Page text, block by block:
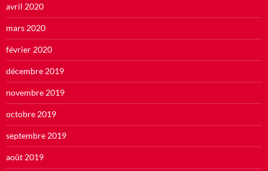
avril 2020
mars 2020
février 2020
décembre 2019
novembre 2019
octobre 2019
septembre 2019
août 2019